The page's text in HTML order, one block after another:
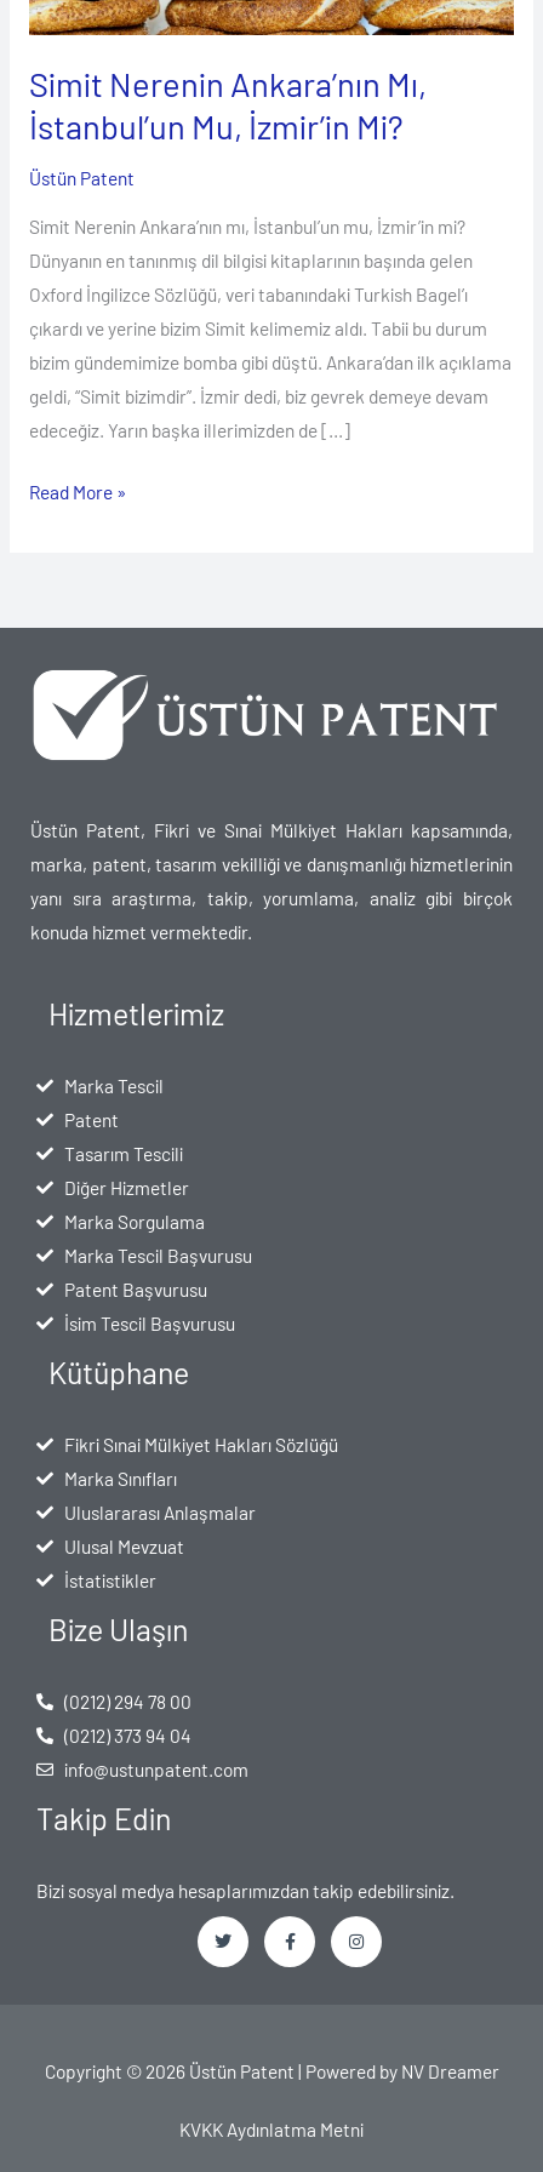
Simit Nerenin Ankara’nın Mı,
İstanbul’un Mu, İzmir’in Mi?
Üstün Patent
Simit Nerenin Ankara’nın mı, İstanbul’un mu, İzmir’in mi?
Dünyanın en tanınmış dil bilgisi kitaplarının başında gelen
Oxford İngilizce Sözlüğü, veri tabanındaki Turkish Bagel’ı
çıkardı ve yerine bizim Simit kelimemiz aldı. Tabii bu durum
bizim gündemimize bomba gibi düştü. Ankara’dan ilk açıklama
geldi, “Simit bizimdir”. İzmir dedi, biz gevrek demeye devam
edeceğiz. Yarın başka illerimizden de […]
Mu,
Mi?
Read More »
Üstün Patent, Fikri ve Sınai Mülkiyet Hakları kapsamında,
marka, patent, tasarım vekilliği ve danışmanlığı hizmetlerinin
yanı sıra araştırma, takip, yorumlama, analiz gibi birçok
konuda hizmet vermektedir.
Hizmetlerimiz
Marka Tescil
Patent
Tasarım Tescili
Diğer Hizmetler
Marka Sorgulama
Marka Tescil Başvurusu
Patent Başvurusu
İsim Tescil Başvurusu
Kütüphane
Fikri Sınai Mülkiyet Hakları Sözlüğü
Marka Sınıfları
Uluslararası Anlaşmalar
Ulusal Mevzuat
İstatistikler
Bize Ulaşın
(0212) 294 78 00
(0212) 373 94 04
info@ustunpatent.com
Takip Edin
Bizi sosyal medya hesaplarımızdan takip edebilirsiniz.
T
r
F
o
f
I
r
Copyright © 2026 Üstün Patent | Powered by NV Dreamer
KVKK Aydınlatma Metni